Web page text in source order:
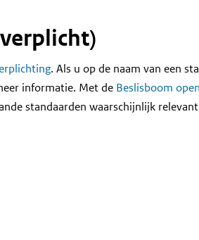
. Als u op de naam van een
informatie. Met de Beslisboom
standaarden waarschijnlijk